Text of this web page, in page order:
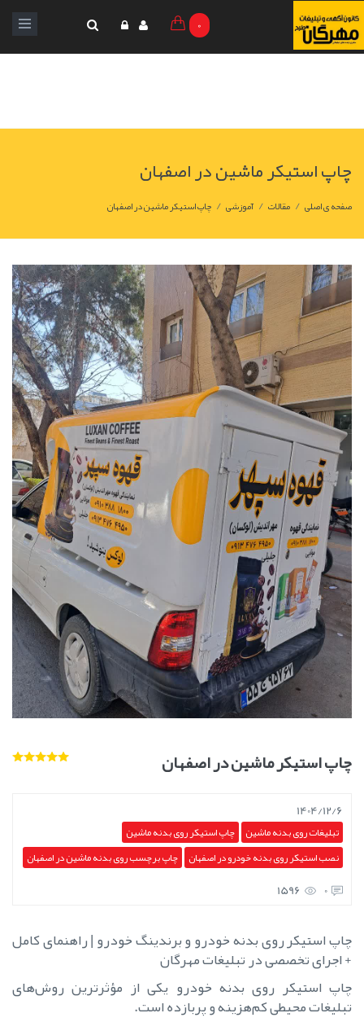
0
چاپ استیکر ماشین در اصفهان
صفحه ی اصلی / مقالات / آموزشی / چاپ استیکر ماشین در اصفهان
چاپ استیکر ماشین در اصفهان
1404/12/6
تبلیغات روی بدنه ماشین چاپ استیکر روی بدنه ماشین
نصب استیکر روی بدنه خودرو در اصفهان چاپ برچسب روی بدنه ماشین در اصفهان
0
1596
چاپ استیکر روی بدنه خودرو و برندینگ خودرو | راهنمای کامل
+ اجرای تخصصی در تبلیغات مهرگان
چاپ استیکر روی بدنه خودرو یکی از مؤثرترین روش‌های
تبلیغات محیطی کم‌هزینه و پربازده است.